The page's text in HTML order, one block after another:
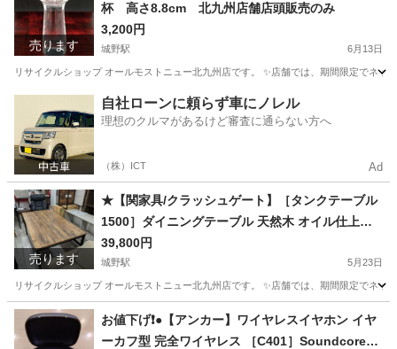
売ります
杯 高さ8.8cm 北九州店舗店頭販売のみ
3,200円
城野駅 6月13日
リサイクルショップ オールモストニュー北九州店です。 ✨️店舗では、期間限定でネ
城野駅 食器 商品
自社ローンに頼らず車にノレル
理想のクルマがあるけど審査に通らない方へ
（株）ICT Ad
売ります
★【関家具/クラッシュゲート】［タンクテーブル
1500］ダイニングテーブル 天然木 オイル仕上げ
【99,000円で購入】【配達に設置込み】💳配送時
🌟代引き可💳※現金、クレジット、スマホ決済対
応※
39,800円
城野駅 5月23日
リサイクルショップ オールモストニュー北九州店です。 ✨️店舗では、期間限定でネ
福岡 北九州市 城野駅 テーブル
お値下げ❗️●【アンカー】ワイヤレスイヤホン イヤ
ーカフ型 完全ワイヤレス ［C401］Soundcore